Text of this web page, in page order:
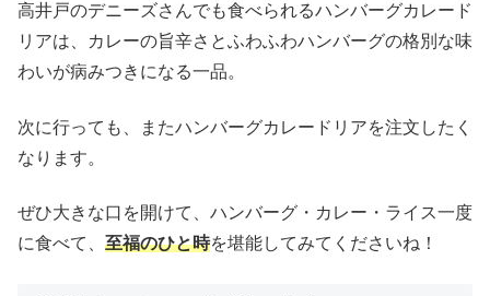
高井戸のデニーズさんでも食べられるハンバーグカレード
リアは、カレーの旨辛さとふわふわハンバーグの格別な味
わいが病みつきになる一品。
次に行っても、またハンバーグカレードリアを注文したく
なります。
ぜひ大きな口を開けて、ハンバーグ・カレー・ライス一度
に食べて、 至福のひと時を堪能してみてくださいね！